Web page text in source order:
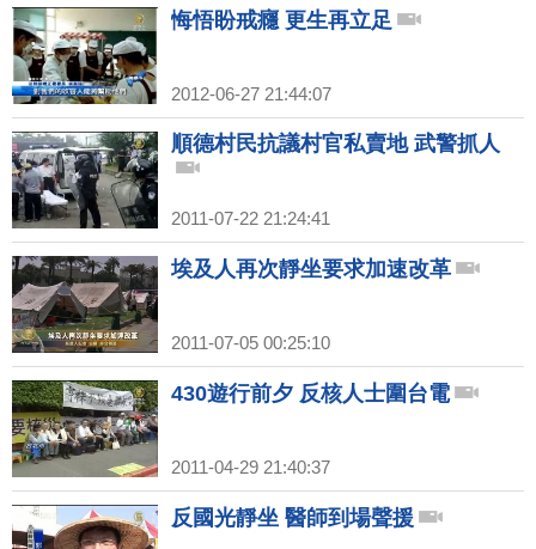
悔悟盼戒癮 更生再立足
2012-06-27 21:44:07
順德村民抗議村官私賣地 武警抓人
2011-07-22 21:24:41
埃及人再次靜坐要求加速改革
2011-07-05 00:25:10
430遊行前夕 反核人士圍台電
2011-04-29 21:40:37
反國光靜坐 醫師到場聲援